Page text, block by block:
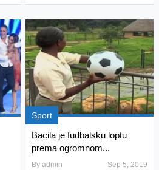
Sport
Bacila je fudbalsku loptu
prema ogromnom...
Byadmin Sep 5, 2019